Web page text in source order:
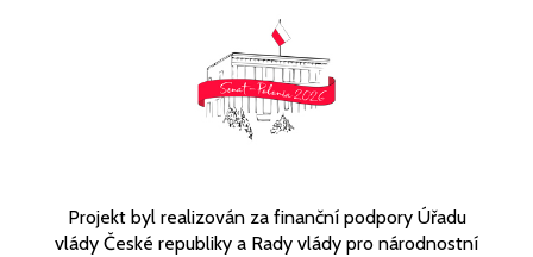
Projekt byl realizován za finanční podpory Úřadu
vlády České republiky a Rady vlády pro národnostní